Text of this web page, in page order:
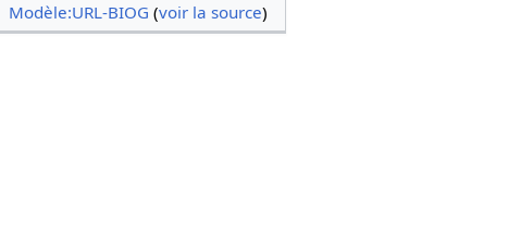
Modèle:URL-BIOG (voir la source)